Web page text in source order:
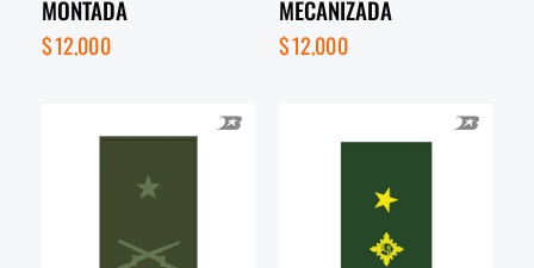
MONTADA
$12,000
MECANIZADA
$12,000